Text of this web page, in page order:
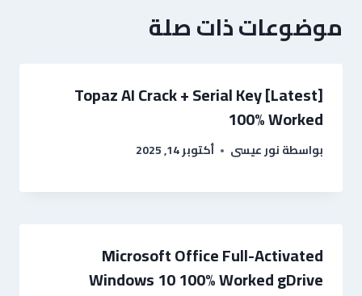
موضوعات ذات صلة
Topaz AI Crack + Serial Key [Latest]
100% Worked
بواسطةنور عيسى أكتوبر 14, 2025
Microsoft Office Full-Activated
Windows 10 100% Worked gDrive